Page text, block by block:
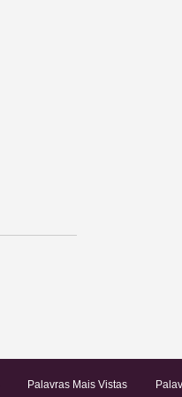
Palavras Mais Vistas